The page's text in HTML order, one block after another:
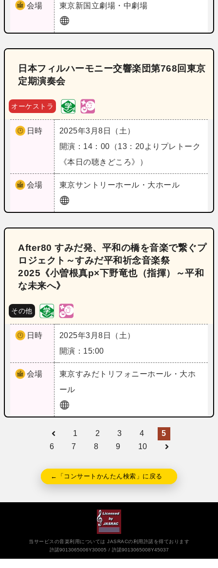
会場 東京新国立劇場・中劇場
日本フィルハーモニー交響楽団第768回東京
定期演奏会
オーケストラ
日時
2025年3月8日（土）
開演：14：00（13：20よりプレトーク
《本日の聴きどころ》）
会場 東京サントリーホール・大ホール
After80 すみだ発、平和の橋を音楽で繋ぐプ
ロジェクト～すみだ平和祈念音楽祭
2025《小曽根真p×下野竜也（指揮）～平和
な未来へ》
その他
日時
2025年3月8日（土）
開演：15:00
会場 東京すみだトリフォニーホール・大ホ
ール
1 2 3 4
5
6
7 8 9 10
←「コンサートかんたん検索」に戻る
当サービスの音楽利用については JASRACの利用許諾を得ております
許諾9013065006Y30005
許諾9013065008Y45037